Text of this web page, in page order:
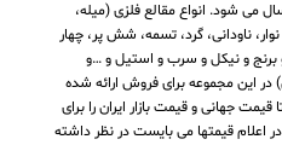
می شود. انواع مقالع فلزی (میله،
ناودانی، گرد، تسمه، شش پر، چهار
و نیکل و سرب و استیل و …و
این مجموعه برای فروش ارائه شده
جهانی و قیمت بازار ایران را برای
در اعلام قیمتها می بایست در نظر داشته